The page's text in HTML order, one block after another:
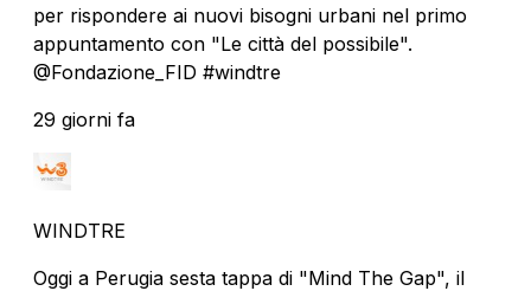
per rispondere ai nuovi bisogni urbani nel primo
appuntamento con "Le città del possibile".
@Fondazione_FID #windtre
29 giorni fa
WINDTRE
Oggi a Perugia sesta tappa di "Mind The Gap", il